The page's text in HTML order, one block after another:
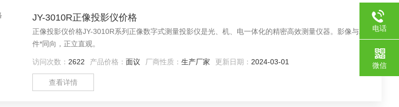
JY-3010R正像投影仪价格
正像投影仪价格JY-3010R系列正像数字式测量投影仪是光、机、电一体化的精密高效测量仪器。影像与工
件*同向，正立直观。
访问次数： 2622 产品价格： 面议 厂商性质： 生产厂家 更新日期： 2024-03-01
查看详情
电话
微信